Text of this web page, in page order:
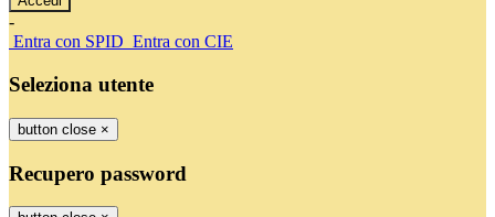
-
Entra con SPID Entra con CIE
Seleziona utente
button close ×
Recupero password